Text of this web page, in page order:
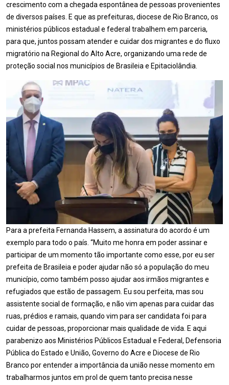
crescimento com a chegada espontânea de pessoas provenientes
de diversos países. E que as prefeituras, diocese de Rio Branco, os
ministérios públicos estadual e federal trabalhem em parceria,
para que, juntos possam atender e cuidar dos migrantes e do fluxo
migratório na Regional do Alto Acre, organizando uma rede de
proteção social nos municípios de Brasileia e Epitaciolândia.
Para a prefeita Fernanda Hassem, a assinatura do acordo é um
exemplo para todo o país. “Muito me honra em poder assinar e
participar de um momento tão importante como esse, por eu ser
prefeita de Brasileia e poder ajudar não só a população do meu
município, como também posso ajudar aos irmãos migrantes e
refugiados que estão de passagem. Eu sou perfeita, mas sou
assistente social de formação, e não vim apenas para cuidar das
ruas, prédios e ramais, quando vim para ser candidata foi para
cuidar de pessoas, proporcionar mais qualidade de vida. E aqui
parabenizo aos Ministérios Públicos Estadual e Federal, Defensoria
Pública do Estado e União, Governo do Acre e Diocese de Rio
Branco por entender a importância da união nesse momento em
trabalharmos juntos em prol de quem tanto precisa nesse